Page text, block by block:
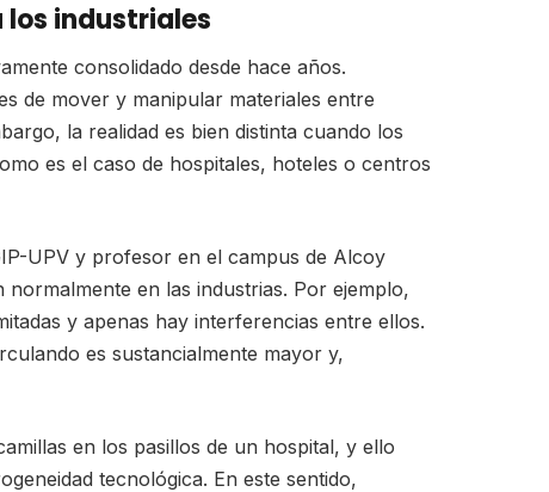
industriales
consolidado desde hace años.
de mover y manipular materiales entre
la realidad es bien distinta cuando los
es el caso de hospitales, hoteles o centros
UPV y profesor en el campus de Alcoy
en las industrias. Por ejemplo,
y apenas hay interferencias entre ellos.
es sustancialmente mayor y,
en los pasillos de un hospital, y ello
tecnológica. En este sentido,